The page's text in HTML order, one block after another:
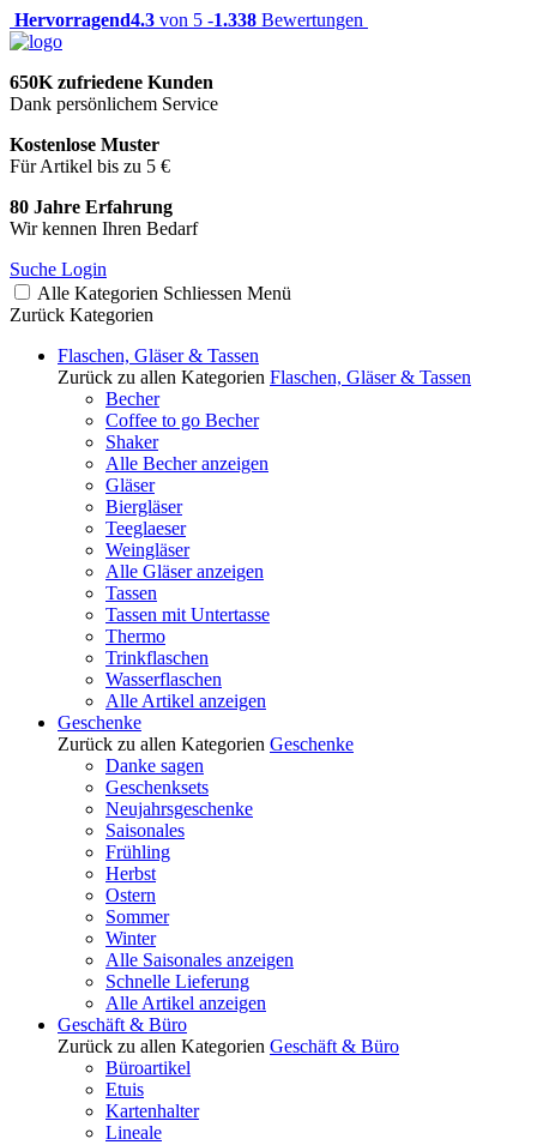
Hervorragend4.3 von 5 -1.338 Bewertungen
650K zufriedene Kunden
Dank persönlichem Service
Kostenlose Muster
Für Artikel bis zu 5 €
80 Jahre Erfahrung
Wir kennen Ihren Bedarf
Suche Login
Alle Kategorien Schliessen Menü
Zurück Kategorien
Flaschen, Gläser & Tassen
Zurück zu allen Kategorien Flaschen, Gläser & Tassen
Becher
Coffee to go Becher
Shaker
Alle Becher anzeigen
Gläser
Biergläser
Teeglaeser
Weingläser
Alle Gläser anzeigen
Tassen
Tassen mit Untertasse
Thermo
Trinkflaschen
Wasserflaschen
Alle Artikel anzeigen
Geschenke
Zurück zu allen Kategorien Geschenke
Danke sagen
Geschenksets
Neujahrsgeschenke
Saisonales
Frühling
Herbst
Ostern
Sommer
Winter
Alle Saisonales anzeigen
Schnelle Lieferung
Alle Artikel anzeigen
Geschäft & Büro
Zurück zu allen Kategorien Geschäft & Büro
Büroartikel
Etuis
Kartenhalter
Lineale